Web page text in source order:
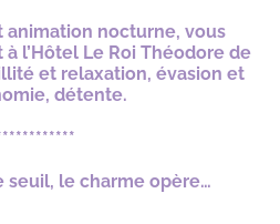
animation nocturne, vous
l’Hôtel Le Roi Théodore de
et relaxation, évasion et
détente.
seuil, le charme opère…